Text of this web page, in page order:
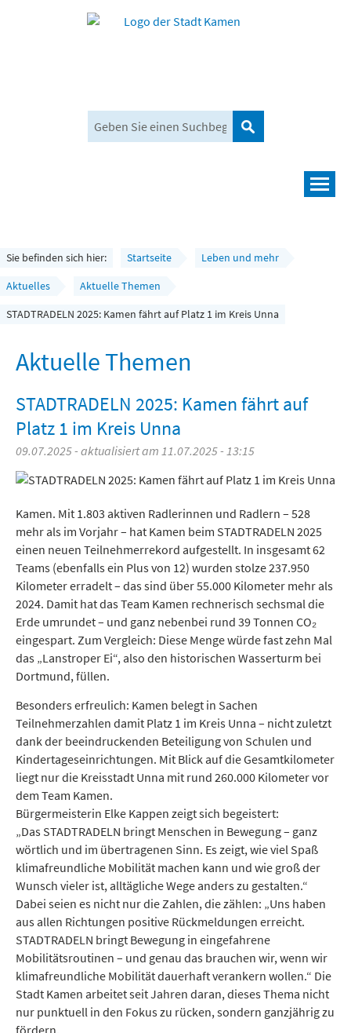
Suchen
Rathaus und Bürgerservice
Wirtschaft und Planen
Umwelt, Klima und Mobilität
Freizeit und Tourismus
Sie befinden sich hier: Startseite
Leben und mehr
Aktuelles
Aktuelle Themen
STADTRADELN 2025: Kamen fährt auf Platz 1 im Kreis Unna
Aktuelle Themen
STADTRADELN 2025: Kamen fährt auf
Platz 1 im Kreis Unna
09.07.2025 - aktualisiert am 11.07.2025 - 13:15
Kamen. Mit 1.803 aktiven Radlerinnen und Radlern – 528
mehr als im Vorjahr – hat Kamen beim STADTRADELN 2025
einen neuen Teilnehmerrekord aufgestellt. In insgesamt 62
Teams (ebenfalls ein Plus von 12) wurden stolze 237.950
Kilometer erradelt – das sind über 55.000 Kilometer mehr als
2024. Damit hat das Team Kamen rechnerisch sechsmal die
Erde umrundet – und ganz nebenbei rund 39 Tonnen CO₂
eingespart. Zum Vergleich: Diese Menge würde fast zehn Mal
das „Lanstroper Ei“, also den historischen Wasserturm bei
Dortmund, füllen.
Besonders erfreulich: Kamen belegt in Sachen
Teilnehmerzahlen damit Platz 1 im Kreis Unna – nicht zuletzt
dank der beeindruckenden Beteiligung von Schulen und
Kindertageseinrichtungen. Mit Blick auf die Gesamtkilometer
liegt nur die Kreisstadt Unna mit rund 260.000 Kilometer vor
dem Team Kamen.
Bürgermeisterin Elke Kappen zeigt sich begeistert:
„Das STADTRADELN bringt Menschen in Bewegung – ganz
wörtlich und im übertragenen Sinn. Es zeigt, wie viel Spaß
klimafreundliche Mobilität machen kann und wie groß der
Wunsch vieler ist, alltägliche Wege anders zu gestalten.“
Dabei seien es nicht nur die Zahlen, die zählen: „Uns haben
aus allen Richtungen positive Rückmeldungen erreicht.
STADTRADELN bringt Bewegung in eingefahrene
Mobilitätsroutinen – und genau das brauchen wir, wenn wir
klimafreundliche Mobilität dauerhaft verankern wollen.“ Die
Stadt Kamen arbeitet seit Jahren daran, dieses Thema nicht
nur punktuell in den Fokus zu rücken, sondern ganzjährig zu
fördern.